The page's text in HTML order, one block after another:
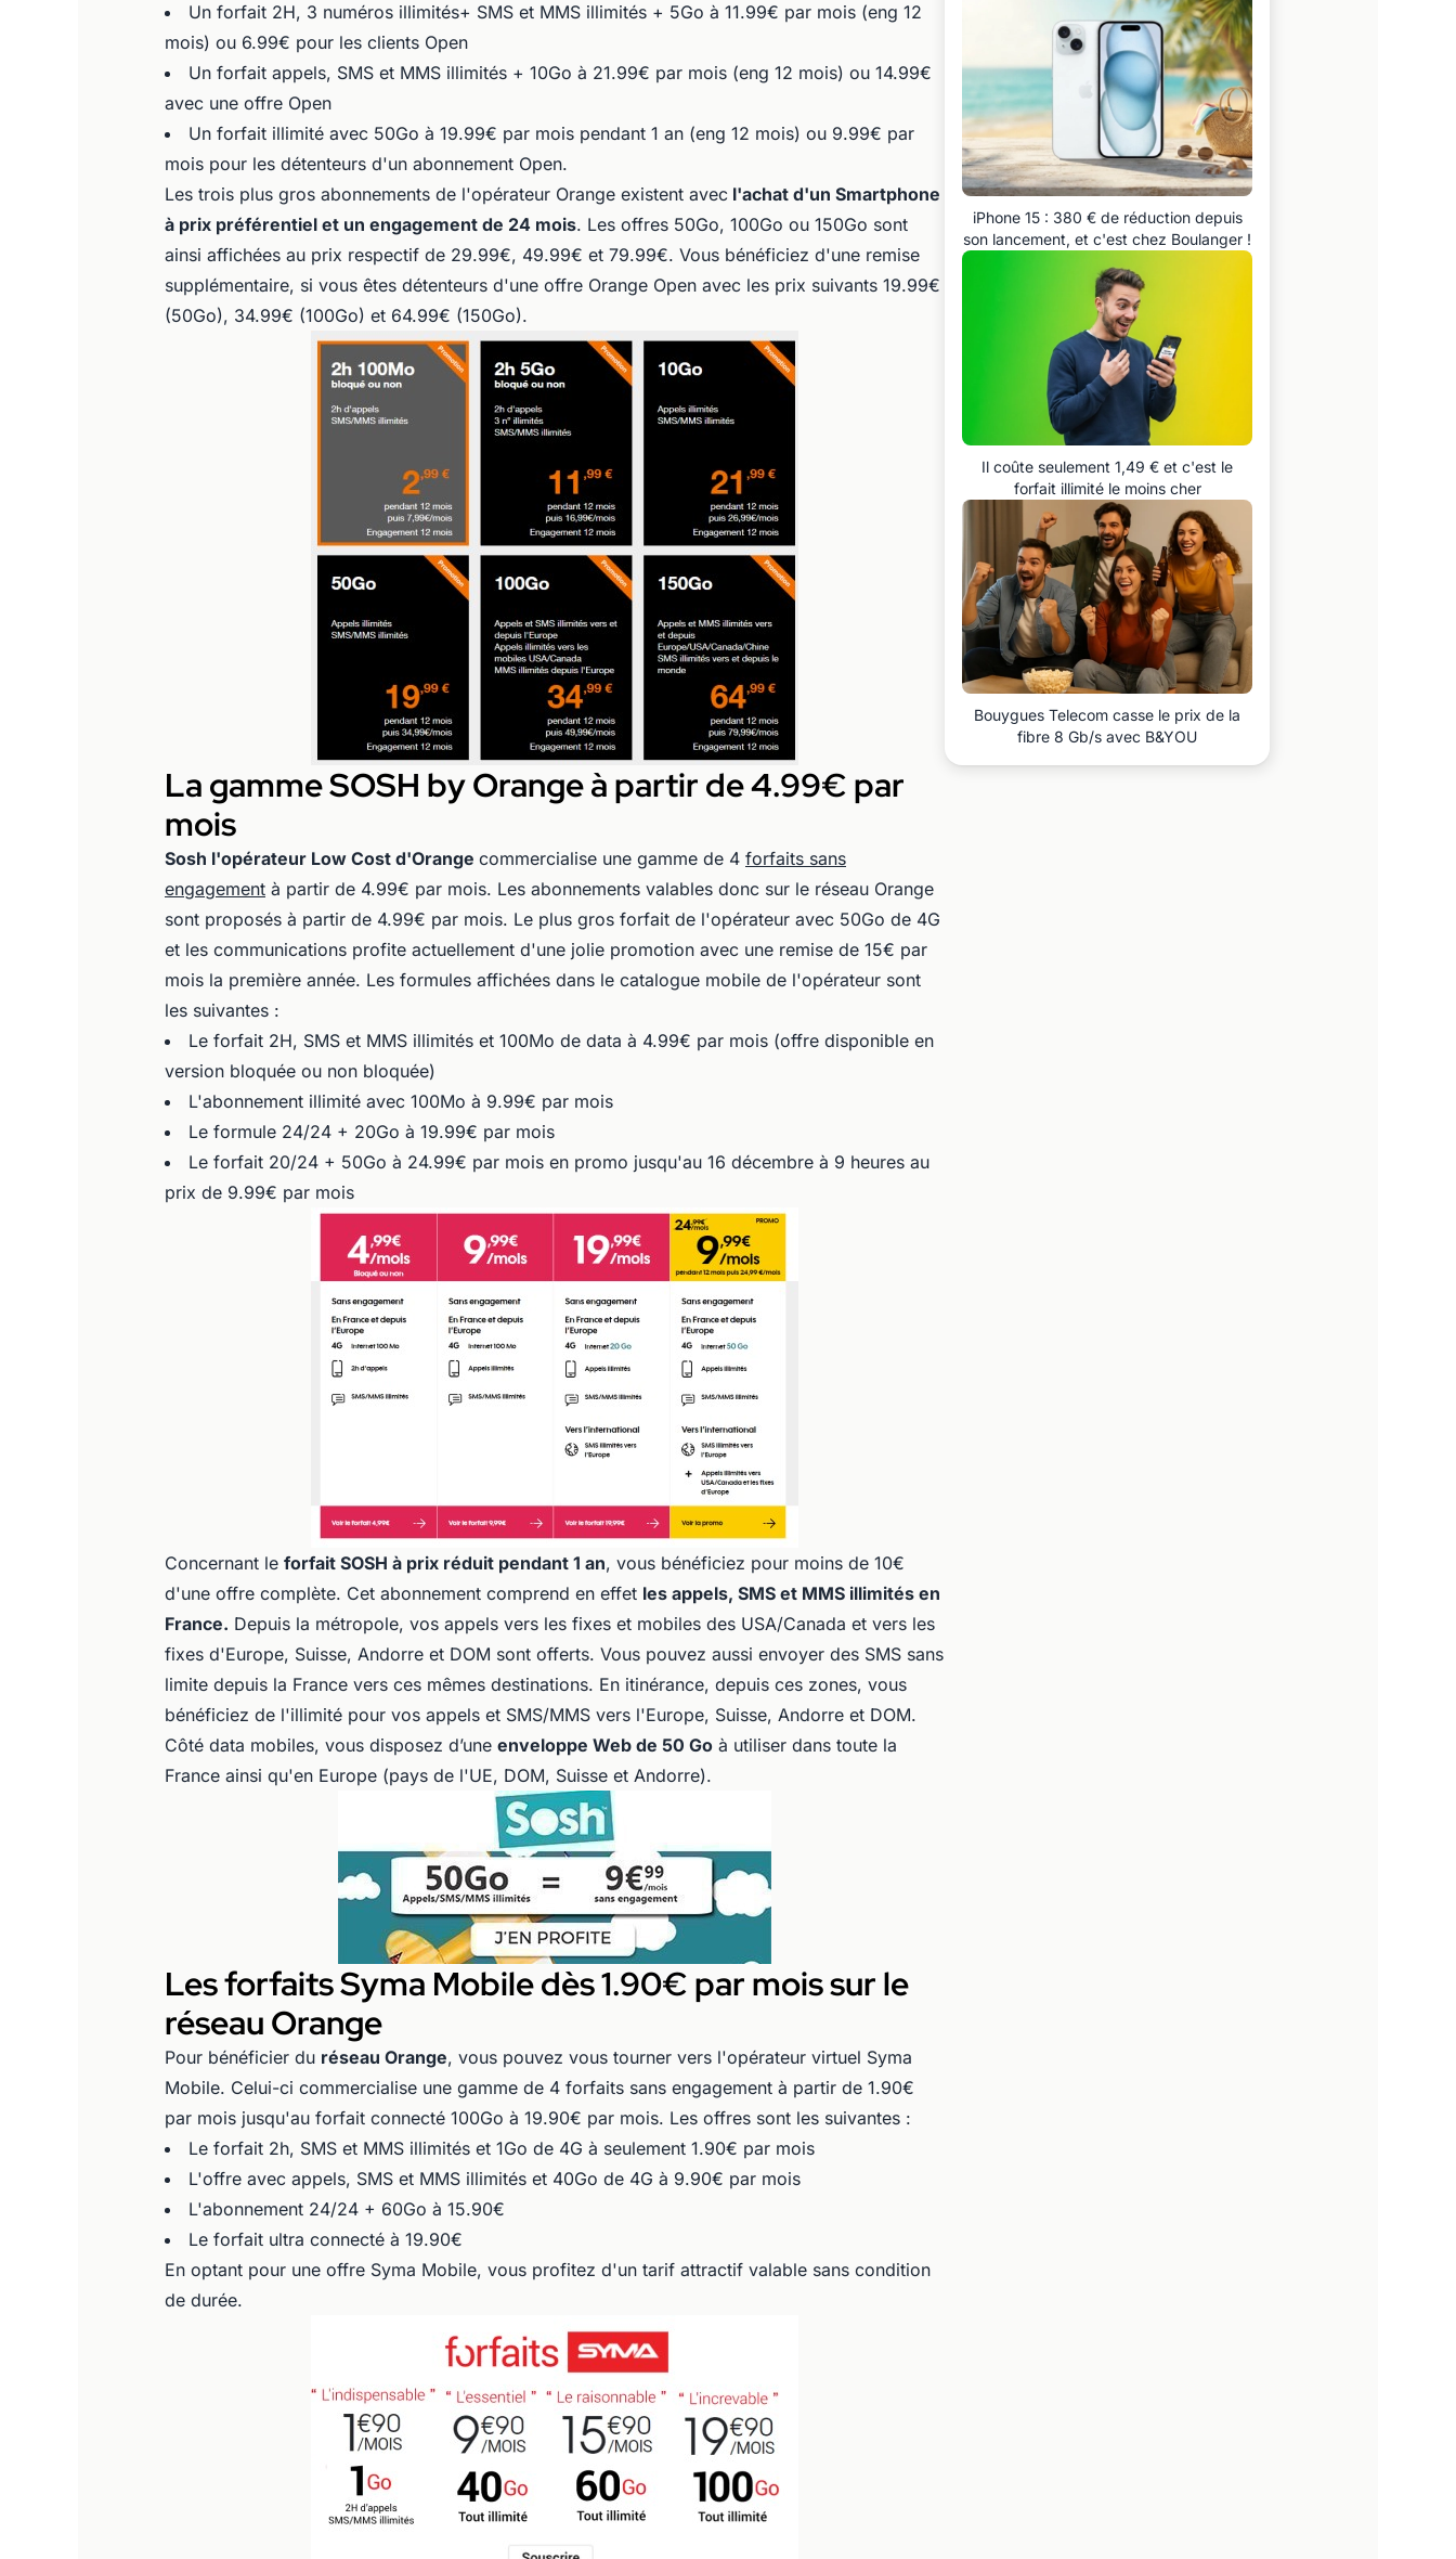
Un forfait 2H, 3 numéros illimités+ SMS et MMS illimités + 5Go à 11.99€ par mois (eng 12
mois) ou 6.99€ pour les clients Open
Un forfait appels, SMS et MMS illimités + 10Go à 21.99€ par mois (eng 12 mois) ou 14.99€
avec une offre Open
Un forfait illimité avec 50Go à 19.99€ par mois pendant 1 an (eng 12 mois) ou 9.99€ par
mois pour les détenteurs d'un abonnement Open.
Les trois plus gros abonnements de l'opérateur Orange existent avec l'achat d'un Smartphone
à prix préférentiel et un engagement de 24 mois. Les offres 50Go, 100Go ou 150Go sont
ainsi affichées au prix respectif de 29.99€, 49.99€ et 79.99€. Vous bénéficiez d'une remise
supplémentaire, si vous êtes détenteurs d'une offre Orange Open avec les prix suivants 19.99€
(50Go), 34.99€ (100Go) et 64.99€ (150Go).
La gamme SOSH by Orange à partir de 4.99€ par
mois
Sosh l'opérateur Low Cost d'Orange commercialise une gamme de 4 forfaits sans
engagement à partir de 4.99€ par mois. Les abonnements valables donc sur le réseau Orange
sont proposés à partir de 4.99€ par mois. Le plus gros forfait de l'opérateur avec 50Go de 4G
et les communications profite actuellement d'une jolie promotion avec une remise de 15€ par
mois la première année. Les formules affichées dans le catalogue mobile de l'opérateur sont
les suivantes :
Le forfait 2H, SMS et MMS illimités et 100Mo de data à 4.99€ par mois (offre disponible en
version bloquée ou non bloquée)
L'abonnement illimité avec 100Mo à 9.99€ par mois
Le formule 24/24 + 20Go à 19.99€ par mois
Le forfait 20/24 + 50Go à 24.99€ par mois en promo jusqu'au 16 décembre à 9 heures au
prix de 9.99€ par mois
Concernant le forfait SOSH à prix réduit pendant 1 an, vous bénéficiez pour moins de 10€
d'une offre complète. Cet abonnement comprend en effet les appels, SMS et MMS illimités en
France. Depuis la métropole, vos appels vers les fixes et mobiles des USA/Canada et vers les
fixes d'Europe, Suisse, Andorre et DOM sont offerts. Vous pouvez aussi envoyer des SMS sans
limite depuis la France vers ces mêmes destinations. En itinérance, depuis ces zones, vous
bénéficiez de l'illimité pour vos appels et SMS/MMS vers l'Europe, Suisse, Andorre et DOM.
Côté data mobiles, vous disposez d’une enveloppe Web de 50 Go à utiliser dans toute la
France ainsi qu'en Europe (pays de l'UE, DOM, Suisse et Andorre).
Les forfaits Syma Mobile dès 1.90€ par mois sur le
réseau Orange
Pour bénéficier du réseau Orange, vous pouvez vous tourner vers l'opérateur virtuel Syma
Mobile. Celui-ci commercialise une gamme de 4 forfaits sans engagement à partir de 1.90€
par mois jusqu'au forfait connecté 100Go à 19.90€ par mois. Les offres sont les suivantes :
Le forfait 2h, SMS et MMS illimités et 1Go de 4G à seulement 1.90€ par mois
L'offre avec appels, SMS et MMS illimités et 40Go de 4G à 9.90€ par mois
L'abonnement 24/24 + 60Go à 15.90€
Le forfait ultra connecté à 19.90€
En optant pour une offre Syma Mobile, vous profitez d'un tarif attractif valable sans condition
de durée.
iPhone 15 : 380 € de réduction depuis
son lancement, et c'est chez Boulanger !
Il coûte seulement 1,49 € et c'est le
forfait illimité le moins cher
Bouygues Telecom casse le prix de la
fibre 8 Gb/s avec B&YOU